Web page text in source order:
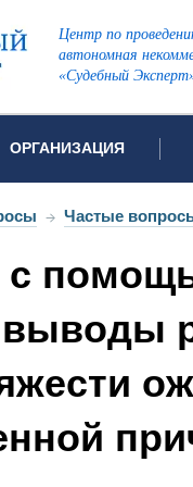
Центр по
автономная
«Судебный
ОРГАНИЗАЦИЯ
Об организации
Открытые перечни судов
Для СМИ
Вакансии
Список всех
Инженерно-
Оценочная
→ Частые